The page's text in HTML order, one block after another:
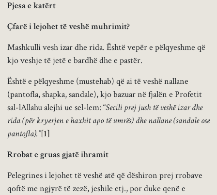
Pjesa e katërt
Çfarë i lejohet të veshë muhrimit?
Mashkulli vesh izar dhe rida. Është vepër e pëlqyeshme që
kjo veshje të jetë e bardhë dhe e pastër.
Është e pëlqyeshme (mustehab) që ai të veshë nallane
(pantofla, shapka, sandale), kjo bazuar në fjalën e Profetit
sal-lAllahu alejhi ue sel-lem: “Secili prej jush të veshë izar dhe
rida (për kryerjen e haxhit apo të umrës) dhe nallane (sandale ose
pantofla).”[1]
Rrobat e gruas gjatë ihramit
Pelegrines i lejohet të veshë atë që dëshiron prej rrobave
qoftë me ngjyrë të zezë, jeshile etj., por duke qenë e